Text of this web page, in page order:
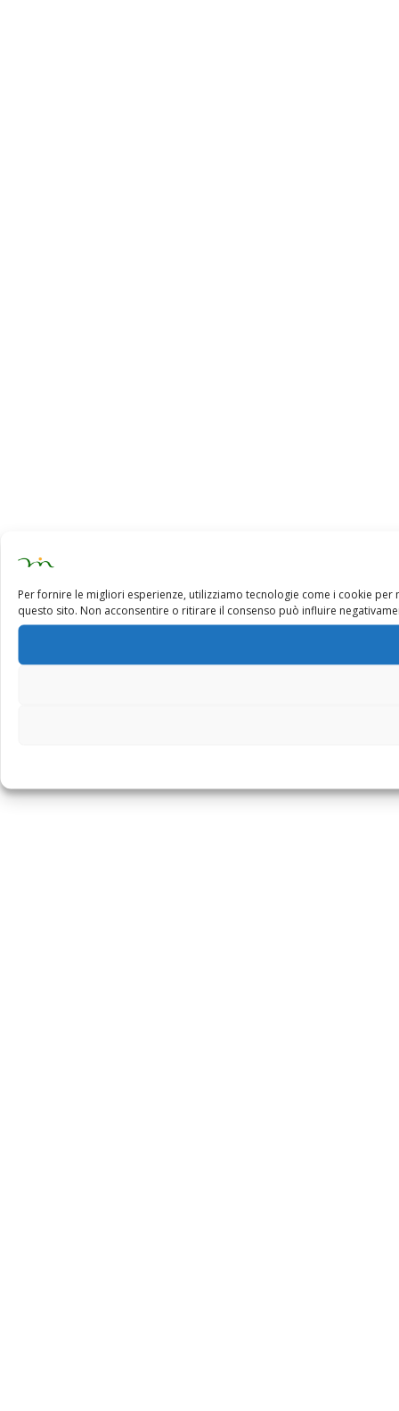
Per fornire le migliori esperienze, utilizziamo tecnologie come i cookie
questo sito. Non acconsentire o ritirare il consenso può influire